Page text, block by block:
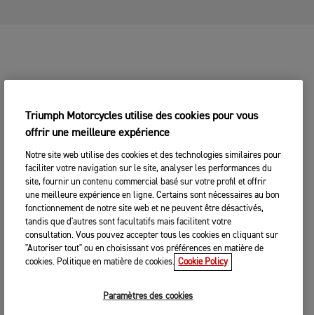
Triumph Motorcycles utilise des cookies pour vous
offrir une meilleure expérience
Notre site web utilise des cookies et des technologies similaires pour
faciliter votre navigation sur le site, analyser les performances du
site, fournir un contenu commercial basé sur votre profil et offrir
une meilleure expérience en ligne. Certains sont nécessaires au bon
fonctionnement de notre site web et ne peuvent être désactivés,
tandis que d'autres sont facultatifs mais facilitent votre
consultation. Vous pouvez accepter tous les cookies en cliquant sur
"Autoriser tout" ou en choisissant vos préférences en matière de
cookies. Politique en matière de cookies. Cookie Policy
Paramètres des cookies